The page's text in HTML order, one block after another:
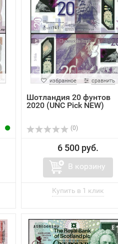
избранное сравнить
Шотландия 20 фунтов
2020 (UNC Pick NEW)
(0)
6 500 руб.
В корзину